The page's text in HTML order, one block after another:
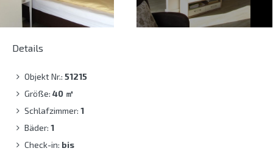
Details
Objekt Nr.: 51215
Größe: 40 ㎡
Schlafzimmer: 1
Bäder: 1
Check-in: bis